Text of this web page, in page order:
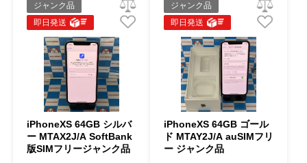
ジャンク品
即日発送
iPhoneXS 64GB シルバ
ー MTAX2J/A SoftBank
版SIMフリージャンク品
ジャンク品
即日発送
iPhoneXS 64GB ゴール
ド MTAY2J/A auSIMフリ
ー ジャンク品